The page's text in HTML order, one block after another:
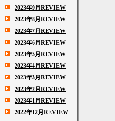
2023年9月REVIEW
2023年8月REVIEW
2023年7月REVIEW
2023年6月REVIEW
2023年5月REVIEW
2023年4月REVIEW
2023年3月REVIEW
2023年2月REVIEW
2023年1月REVIEW
2022年12月REVIEW